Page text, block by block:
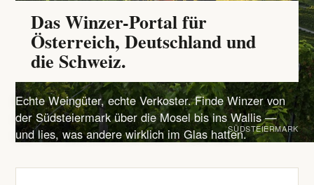
Das Winzer-Portal für
Österreich, Deutschland und
die Schweiz.
Echte Weingüter, echte Verkoster. Finde Winzer von
der Südsteiermark über die Mosel bis ins Wallis —
und lies, was andere wirklich im Glas hatten.SÜDSTEIERMARK